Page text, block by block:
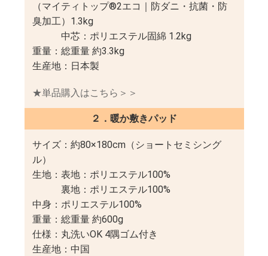
（マイティトップ®2エコ｜防ダニ・抗菌・防
臭加工）1.3kg
中芯：ポリエステル固綿 1.2kg
重量：総重量 約3.3kg
生産地：日本製
★単品購入はこちら＞＞
２．暖か敷きパッド
サイズ：約80×180cm（ショートセミシング
ル）
生地：表地：ポリエステル100%
裏地：ポリエステル100%
中身：ポリエステル100%
重量：総重量 約600g
仕様：丸洗いOK 4隅ゴム付き
生産地：中国